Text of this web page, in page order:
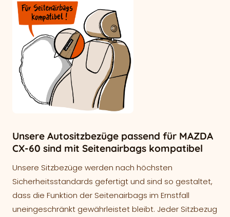
Unsere Autositzbezüge passend für MAZDA
CX-60 sind mit Seitenairbags kompatibel
Unsere Sitzbezüge werden nach höchsten
Sicherheitsstandards gefertigt und sind so gestaltet,
dass die Funktion der Seitenairbags im Ernstfall
uneingeschränkt gewährleistet bleibt. Jeder Sitzbezug